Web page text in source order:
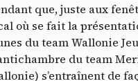
que, juste aux
où se fait la
du team Wallonie
du team
s’entraînent de